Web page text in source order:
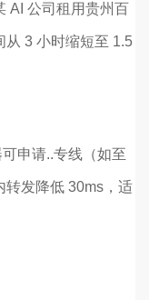
AI 公司租用贵州百
从 3 小时缩短至 1.5
申请..专线（如至
转发降低 30ms，适